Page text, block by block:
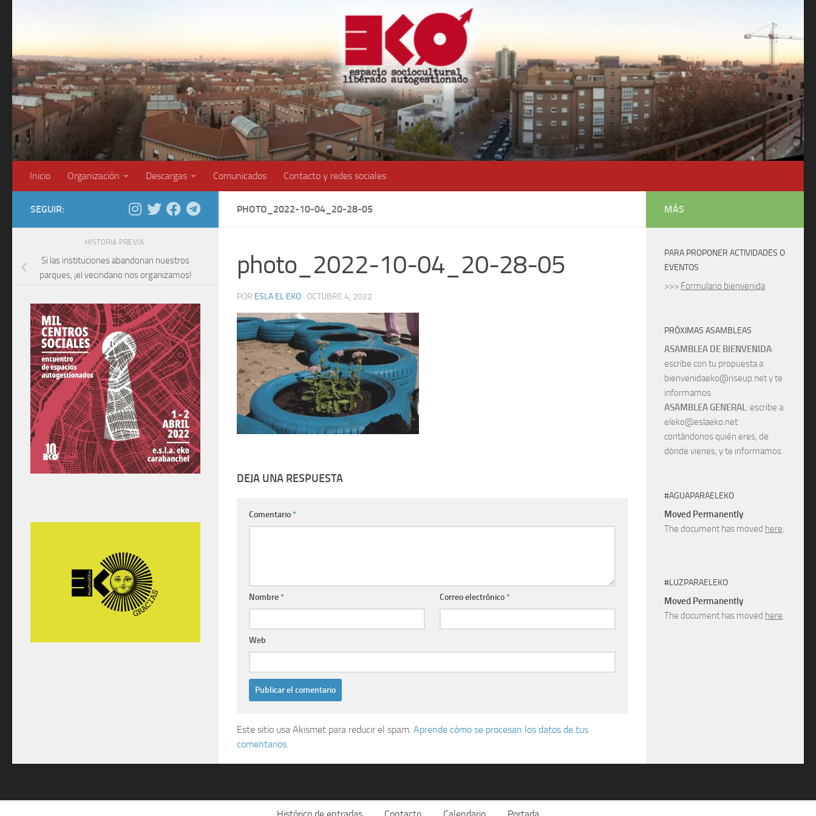
Inicio Organización Descargas Comunicados Contacto y redes sociales
PHOTO_2022-10-04_20-28-05
photo_2022-10-04_20-28-05
POR ESLA EL EKO · OCTUBRE 4, 2022
DEJA UNA RESPUESTA
Comentario*
Nombre* Correo electrónico*
Web
Este sitio usa Akismet para reducir el spam. Aprende cómo se procesan los datos de tus
comentarios.
SEGUIR:
HISTORIA PREVIA
Si las instituciones abandonan nuestros
parques, ¡el vecindario nos organizamos!
MÁS
PARA PROPONER ACTIVIDADES O
EVENTOS
>>> Formulario bienvenida
PRÓXIMAS ASAMBLEAS
ASAMBLEA DE BIENVENIDA:
escribe con tu propuesta a
bienvenidaeko@riseup.net y te
informamos.
ASAMBLEA GENERAL: escribe a
eleko@eslaeko.net
contándonos quién eres, de
dónde vienes, y te informamos.
#AGUAPARAELEKO
Moved Permanently
The document has moved here.
#LUZPARAELEKO
Moved Permanently
The document has moved here.